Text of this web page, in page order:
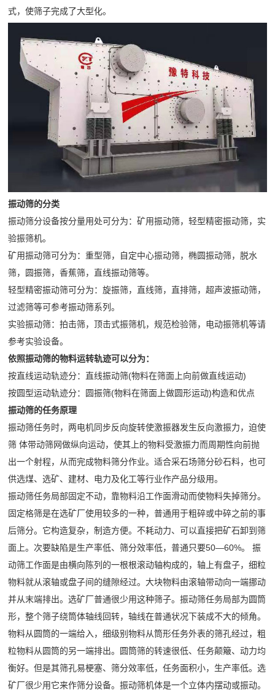
给
料
机
砂
回
收
机
橡
筛
网
破
碎
建
筑
骨
料
矿
石
破
钟
内
对
户
需
响
24
小
时
内
场
小
时
内
处
理
所
出
现
新
闻
动
态
公
司
新
业
态
技
术
服
务
视
频
宣
传
产
介
绍
案
简
介
企
业
简
介
公
司
文
荣
联
我
们
式，使筛子完成了大型化。
振动筛的分类
振动筛分设备按分量用处可分为：矿用振动筛，轻型精密振动筛，实
验振筛机。
矿用振动筛可分为：重型筛，自定中心振动筛，椭圆振动筛，脱水
筛，圆振筛，香蕉筛，直线振动筛等。
轻型精密振动筛可分为：旋振筛，直线筛，直排筛，超声波振动筛，
过滤筛等可参考振动筛系列。
实验振动筛：拍击筛，顶击式振筛机，规范检验筛，电动振筛机等请
参考实验设备。
依照振动筛的物料运转轨迹可以分为：
按直线运动轨迹分：直线振动筛(物料在筛面上向前做直线运动)
按圆型运动轨迹分：圆振筛(物料在筛面上做圆形运动)构造和优点
振动筛的任务原理
振动筛任务时，两电机同步反向旋转使激振器发生反向激振力，迫使
筛 体带动筛网做纵向运动，使其上的物料受激振力而周期性向前抛
出一个射程，从而完成物料筛分作业。适合采石场筛分砂石料，也可
供选煤、选矿、建材、电力及化工等行业作产品分级用。
振动筛任务局部固定不动，靠物料沿工作面滑动而使物料失掉筛分。
固定格筛是在选矿厂使用较多的一种，普通用于粗碎或中碎之前的事
后筛分。它构造复杂，制造方便。不耗动力、可以直接把矿石卸到筛
面上。次要缺陷是生产率低、筛分效率低，普通只要50—60%。 振
动筛工作面是由横向陈列的一根根滚动轴构成的，轴上有盘子，细粒
物料就从滚轴或盘子间的缝隙经过。大块物料由滚轴带动向一端挪动
并从末端排出。选矿厂普通很少用这种筛子。振动筛任务局部为圆筒
形，整个筛子绕筒体轴线回转，轴线在普通状况下装成不大的倾角。
物料从圆筒的一端给入，细级别物料从筒形任务外表的筛孔经过，粗
粒物料从圆筒的另一端排出。圆筒筛的转速很低、任务颠簸、动力均
衡好。但是其筛孔易梗塞、筛分效率低，任务面积小，生产率低。选
矿厂很少用它来作筛分设备。振动筛机体是一个立体内摆动或振动。